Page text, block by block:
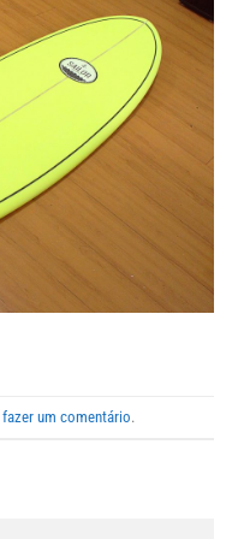
fazer um comentário.